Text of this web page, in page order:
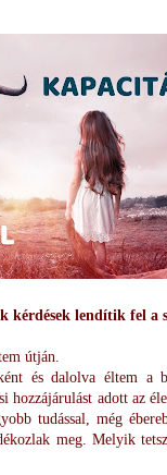
kérdések lendítik fel a
útján.
és dalolva éltem a
hozzájárulást adott az
tudással, még
meg. Melyik